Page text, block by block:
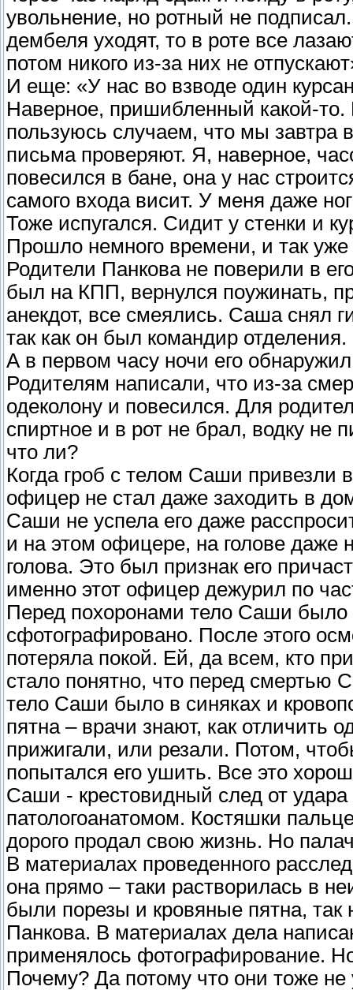
увольнение, но ротный не
дембеля уходят, то в роте все
потом никого из-за них не
И еще: «У нас во взводе один
Наверное, пришибленный какой-
пользуюсь случаем, что мы завтра
письма проверяют. Я, наверное,
повесился в бане, она у нас
самого входа висит. У меня даже
Тоже испугался. Сидит у стенки и
Прошло немного времени, и так
Родители Панкова не поверили в
был на КПП, вернулся поужинать,
анекдот, все смеялись. Саша снял
так как он был командир
А в первом часу ночи его
Родителям написали, что из-за
одеколону и повесился. Для
спиртное и в рот не брал, водку не
что ли?
Когда гроб с телом Саши привезли
офицер не стал даже заходить в
Саши не успела его даже
и на этом офицере, на голове даже
голова. Это был признак его
именно этот офицер дежурил по
Перед похоронами тело Саши было
сфотографировано. После этого
потеряла покой. Ей, да всем, кто
стало понятно, что перед смертью
тело Саши было в синяках и
пятна – врачи знают, как отличить
прижигали, или резали. Потом,
попытался его ушить. Все это
Саши - крестовидный след от
патологоанатомом. Костяшки
дорого продал свою жизнь. Но
В материалах проведенного
она прямо – таки растворилась в
были порезы и кровяные пятна,
Панкова. В материалах дела
применялось фотографирование.
Почему? Да потому что они тоже